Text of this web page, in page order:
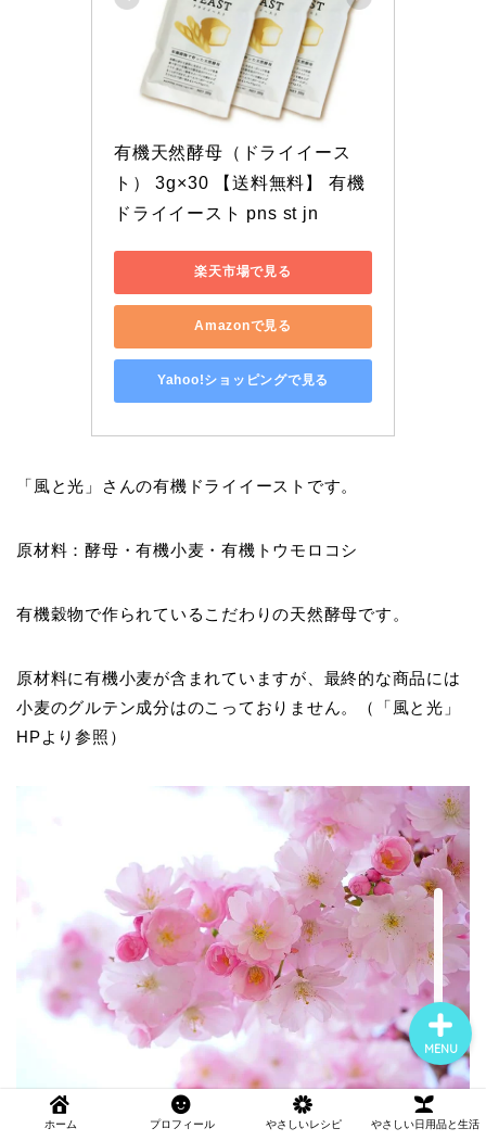
有機天然酵母（ドライイース
ト） 3g×30 【送料無料】 有機
ドライイースト pns st jn
楽天市場で見る
Amazonで見る
Yahoo!ショッピングで見る
「風と光」さんの有機ドライイーストです。
原材料：酵母・有機小麦・有機トウモロコシ
有機穀物で作られているこだわりの天然酵母です。
原材料に有機小麦が含まれていますが、最終的な商品には
小麦のグルテン成分はのこっておりません。（「風と光」
HPより参照）
ホーム プロフィール やさしいレシピ やさしい日用品と生活
MENU
ホーム
やさしいレシピ
やさしい日用品と生活
やさしいごはんとおやつの
選び方